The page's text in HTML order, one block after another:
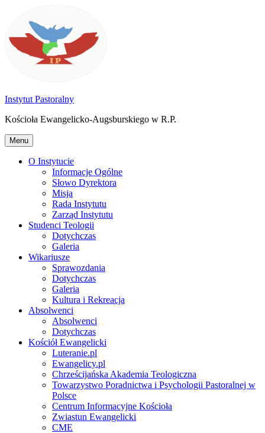
Instytut Pastoralny
Kościoła Ewangelicko-Augsburskiego w R.P.
Menu
O Instytucie
Informacje Ogólne
Słowo Dyrektora
Misja
Rada Instytutu
Zarząd Instytutu
Studenci Teologii
Dotychczas
Galeria
Wikariusze
Sprawozdania
Dotychczas
Galeria
Kultura i Rekreacja
Absolwenci
Absolwenci
Dotychczas
Kościół Ewangelicki
Luteranie.pl
Ewangelicy.pl
Chrześcijańska Akademia Teologiczna
Towarzystwo Poradnictwa i Psychologii Pastoralnej w
Polsce
Centrum Informacyjne Kościoła
Zwiastun Ewangelicki
CME